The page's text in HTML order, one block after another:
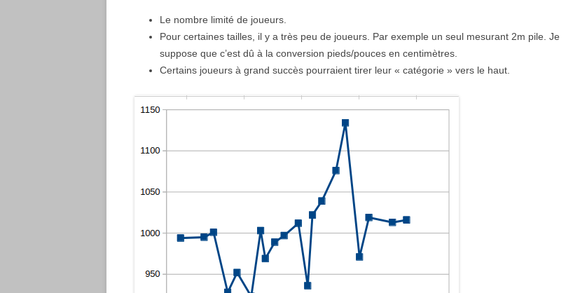
Le nombre limité de joueurs.
Pour certaines tailles, il y a très peu de joueurs. Par exemple un seul mesurant 2m pile. Je
suppose que c’est dû à la conversion pieds/pouces en centimètres.
Certains joueurs à grand succès pourraient tirer leur « catégorie » vers le haut.